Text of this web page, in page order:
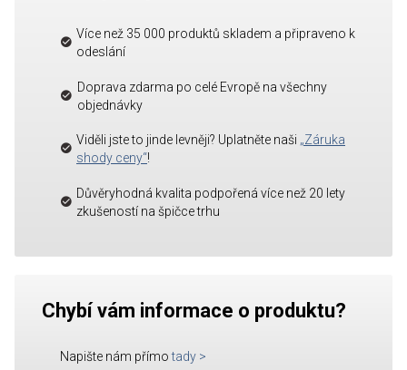
Více než 35 000 produktů skladem a připraveno k
odeslání
Doprava zdarma po celé Evropě na všechny
objednávky
Viděli jste to jinde levněji? Uplatněte naši „Záruka
shody ceny“!
Důvěryhodná kvalita podpořená více než 20 lety
zkušeností na špičce trhu
Chybí vám informace o produktu?
Napište nám přímo tady >